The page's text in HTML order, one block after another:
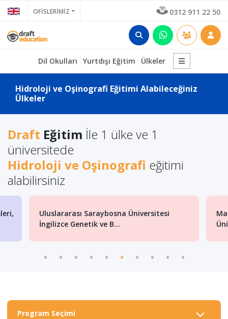
OFİSLERİMİZ 0312 911 22 50
Dil Okulları Yurtdışı Eğitim Ülkeler
Hidroloji ve Oşinografi Eğitimi Alabileceğiniz
Ülkeler
Draft Eğitim İle 1 ülke ve 1
üniversitede
Hidroloji ve Oşinografi eğitimi
alabilirsiniz
Saraybosna Üniversitesi
Genetik ve B...
Makedonya
Üniversitesi'nde
Program Seçimi